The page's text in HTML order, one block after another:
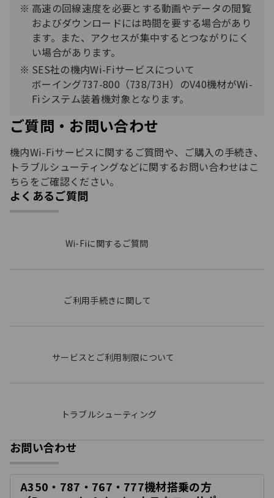
高速の回線速度を必要とする動画やデータの閲覧
およびダウンロードには時間を要する場合があり
ます。また、アクセスが集中するとつながりにく
い場合があります。
SES社の機内Wi-Fiサービスについて
ボーイング737-800（738/73H）のV40機材がWi-
Fiシステム装着機対象となります。
ご質問・お問い合わせ
機内Wi-Fiサービスに関するご質問や、ご購入の手続き、
トラブルシューティングなどに関するお問い合わせはこ
ちらをご確認ください。
よくあるご質問
Wi-Fiに関するご質問
ご利用手続きに関して
サービスとご利用制限について
トラブルシューティング
お問い合わせ
A350・787・767・777機材搭乗の方